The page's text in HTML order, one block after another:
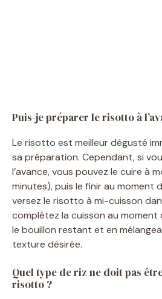
Puis-je préparer le risotto à
Le risotto est meilleur dégusté
sa préparation. Cependant, si
l’avance, vous pouvez le cuire à
minutes), puis le finir au moment
versez le risotto à mi-cuisson
complétez la cuisson au
le bouillon restant et en
texture désirée.
Quel type de riz ne doit pas
risotto ?